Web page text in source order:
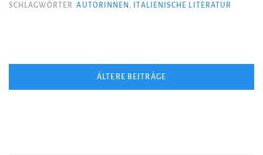
SCHLAGWÖRTER
AUTORINNEN , ITALIENISCHE LITERATUR
Beitragsnavigation
ÄLTERE BEITRÄGE